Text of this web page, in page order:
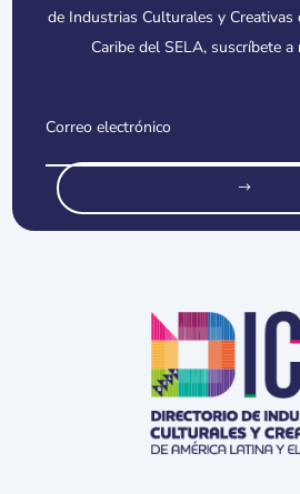
de Industrias Culturales y Creativas
Caribe del SELA, suscríbete